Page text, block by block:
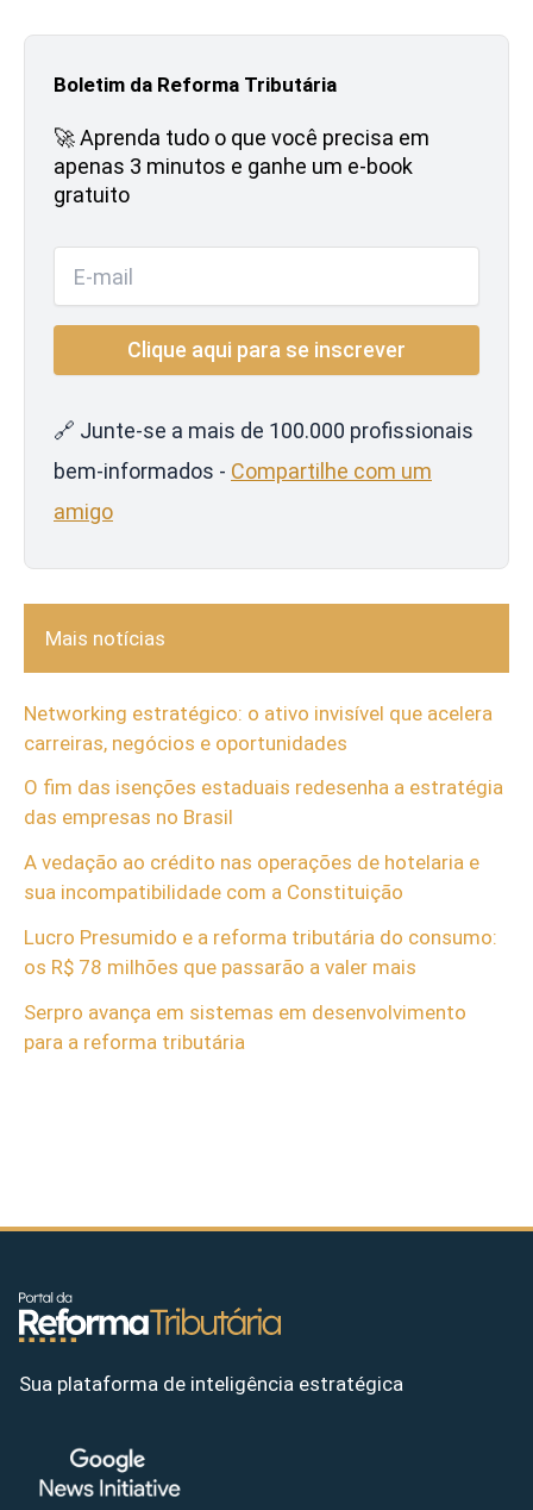
Boletim da Reforma Tributária
🚀 Aprenda tudo o que você precisa em
apenas 3 minutos e ganhe um e-book
gratuito
🔗 Junte-se a mais de 100.000 profissionais
bem-informados - Compartilhe com um
amigo
Mais notícias
Networking estratégico: o ativo invisível que acelera
carreiras, negócios e oportunidades
O fim das isenções estaduais redesenha a estratégia
das empresas no Brasil
A vedação ao crédito nas operações de hotelaria e
sua incompatibilidade com a Constituição
Lucro Presumido e a reforma tributária do consumo:
os R$ 78 milhões que passarão a valer mais
Serpro avança em sistemas em desenvolvimento
para a reforma tributária
Sua plataforma de inteligência estratégica